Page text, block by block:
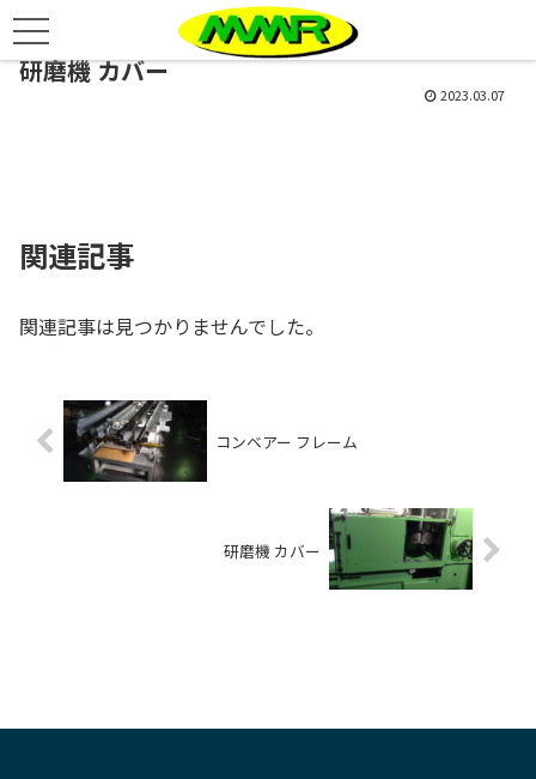
研磨機 カバー
2023.03.07
関連記事
関連記事は見つかりませんでした。
コンベアー フレーム
研磨機 カバー